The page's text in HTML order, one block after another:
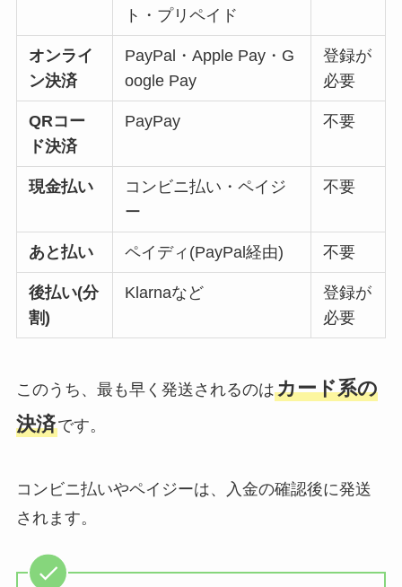
ト・プリペイド
オンライ
ン決済
PayPal・Apple Pay・G
oogle Pay
登録が
必要
QRコー
ド決済
PayPay 不要
現金払い
コンビニ払い・ペイジ
ー
不要
あと払い ペイディ(PayPal経由) 不要
後払い(分
割)
Klarnaなど
登録が
必要
このうち、最も早く発送されるのはカード系の
決済です。
コンビニ払いやペイジーは、入金の確認後に発送
されます。